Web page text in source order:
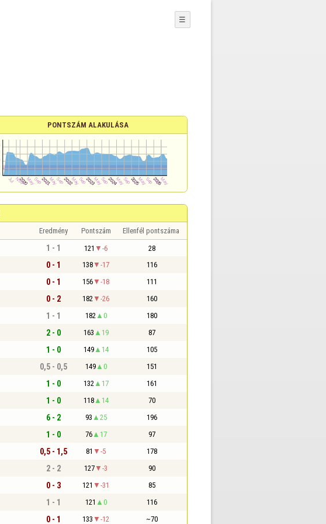
☰
PONTSZÁM ALAKULÁSA
Eredmény Pontszám Ellenfél pontszáma
1 - 1 121 -6 28
0 - 1 138 -17 116
0 - 1 156 -18 111
0 - 2 182 -26 160
1 - 1 182 0 180
2 - 0 163 19 87
1 - 0 149 14 105
0,5 - 0,5 149 0 151
1 - 0 132 17 161
1 - 0 118 14 70
6 - 2 93 25 196
1 - 0 76 17 97
0,5 - 1,5 81 -5 178
2 - 2 127 -3 90
0 - 3 121 -31 85
1 - 1 121 0 116
0 - 1 133 -12 ~70